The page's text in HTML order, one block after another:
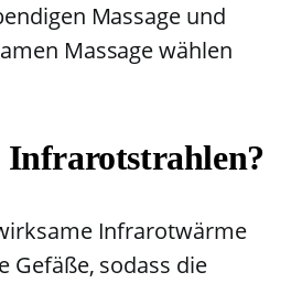
Massage und
Massage wählen
Infrarotwärme
Gefäße, sodass die